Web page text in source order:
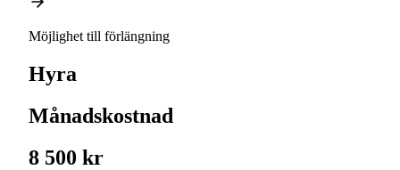
Möjlighet till förlängning
Hyra
Månadskostnad
8 500 kr